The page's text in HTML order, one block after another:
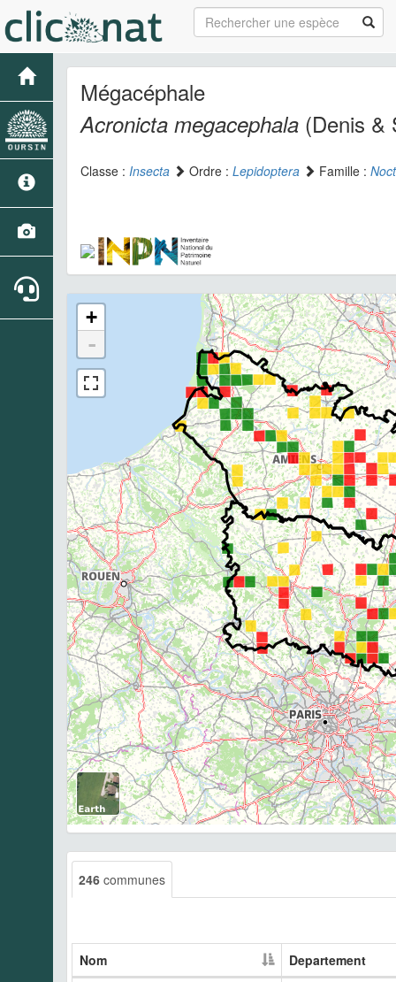
Mégacéphale
Acronicta megacephala (Denis &
Classe : Insecta Ordre : Lepidoptera Famille :
+
-
246 communes
Nom
Departement